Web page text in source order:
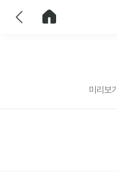
미리보기